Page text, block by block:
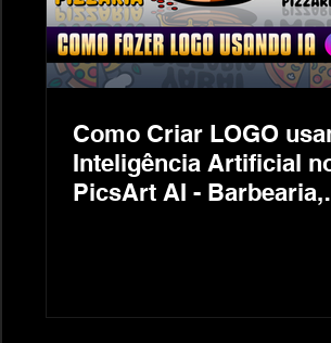
Como Criar LOGO
Inteligência Artificial
PicsArt AI - Barbearia,